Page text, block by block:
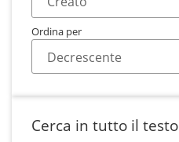
Ordina per
Cerca in tutto il testo